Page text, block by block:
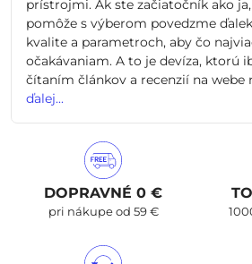
prístrojmi. Ak ste začiatočník ako
pomôže s výberom povedzme
kvalite a parametroch, aby čo
očakávaniam. A to je devíza, ktorú
čítaním článkov a recenzií na webe
ďalej...
DOPRAVNÉ 0 €
pri nákupe od 59 €